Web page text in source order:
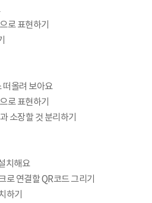
로 표현하기
떠올려 보아요
로 표현하기
소장할 것 분리하기
치해요
로 연결할 QR코드 그리기
하기